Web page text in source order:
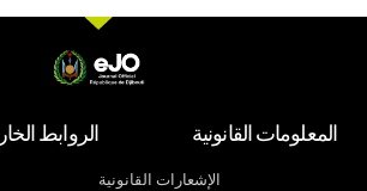
المعلومات القانونية
الإشعارات القانونية
الروابط